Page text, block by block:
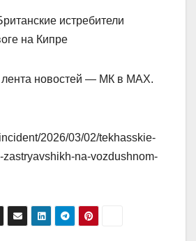
истребители
на Кипре
новостей — МК в MAX.
2026/03/02/tekhasskie-
na-vozdushnom-